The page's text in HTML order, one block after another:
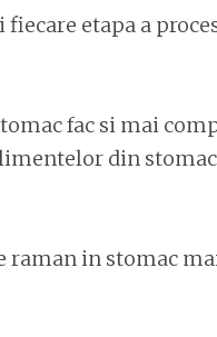
etapa a
fac si mai
din
raman in stomac